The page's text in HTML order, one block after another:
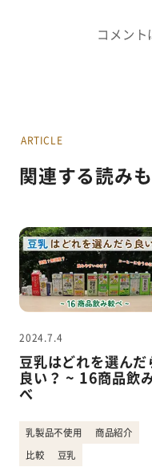
コメント
ARTICLE
関連する読み
2024.7.4
豆乳はどれを選んだ
良い？ ~ 16商品飲
べ
乳製品不使用 商品紹介
比較 豆乳